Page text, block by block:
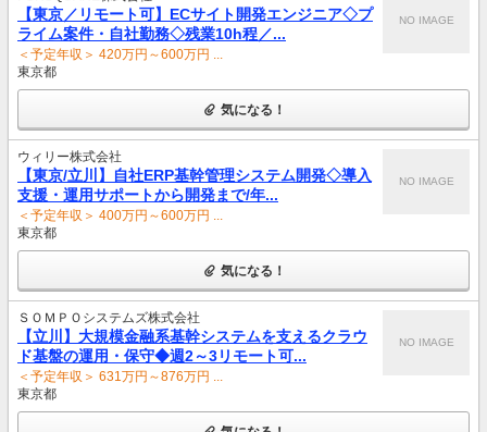
【東京／リモート可】ECサイト開発エンジニア◇プ
ライム案件・自社勤務◇残業10h程／...
＜予定年収＞ 420万円～600万円 ...
東京都
NO IMAGE
気になる！
ウィリー株式会社
【東京/立川】自社ERP基幹管理システム開発◇導入
支援・運用サポートから開発まで/年...
＜予定年収＞ 400万円～600万円 ...
東京都
NO IMAGE
気になる！
ＳＯＭＰＯシステムズ株式会社
【立川】大規模金融系基幹システムを支えるクラウ
ド基盤の運用・保守◆週2～3リモート可...
＜予定年収＞ 631万円～876万円 ...
東京都
NO IMAGE